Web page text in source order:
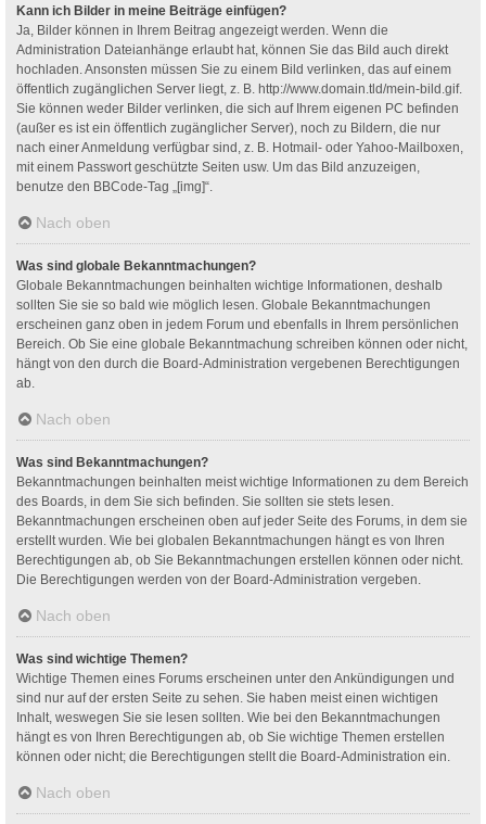
Kann ich Bilder in meine Beiträge einfügen?
Ja, Bilder können in Ihrem Beitrag angezeigt werden. Wenn die
Administration Dateianhänge erlaubt hat, können Sie das Bild auch direkt
hochladen. Ansonsten müssen Sie zu einem Bild verlinken, das auf einem
öffentlich zugänglichen Server liegt, z. B. http://www.domain.tld/mein-bild.gif.
Sie können weder Bilder verlinken, die sich auf Ihrem eigenen PC befinden
(außer es ist ein öffentlich zugänglicher Server), noch zu Bildern, die nur
nach einer Anmeldung verfügbar sind, z. B. Hotmail- oder Yahoo-Mailboxen,
mit einem Passwort geschützte Seiten usw. Um das Bild anzuzeigen,
benutze den BBCode-Tag „[img]“.
Nach oben
Was sind globale Bekanntmachungen?
Globale Bekanntmachungen beinhalten wichtige Informationen, deshalb
sollten Sie sie so bald wie möglich lesen. Globale Bekanntmachungen
erscheinen ganz oben in jedem Forum und ebenfalls in Ihrem persönlichen
Bereich. Ob Sie eine globale Bekanntmachung schreiben können oder nicht,
hängt von den durch die Board-Administration vergebenen Berechtigungen
ab.
Nach oben
Was sind Bekanntmachungen?
Bekanntmachungen beinhalten meist wichtige Informationen zu dem Bereich
des Boards, in dem Sie sich befinden. Sie sollten sie stets lesen.
Bekanntmachungen erscheinen oben auf jeder Seite des Forums, in dem sie
erstellt wurden. Wie bei globalen Bekanntmachungen hängt es von Ihren
Berechtigungen ab, ob Sie Bekanntmachungen erstellen können oder nicht.
Die Berechtigungen werden von der Board-Administration vergeben.
Nach oben
Was sind wichtige Themen?
Wichtige Themen eines Forums erscheinen unter den Ankündigungen und
sind nur auf der ersten Seite zu sehen. Sie haben meist einen wichtigen
Inhalt, weswegen Sie sie lesen sollten. Wie bei den Bekanntmachungen
hängt es von Ihren Berechtigungen ab, ob Sie wichtige Themen erstellen
können oder nicht; die Berechtigungen stellt die Board-Administration ein.
Nach oben